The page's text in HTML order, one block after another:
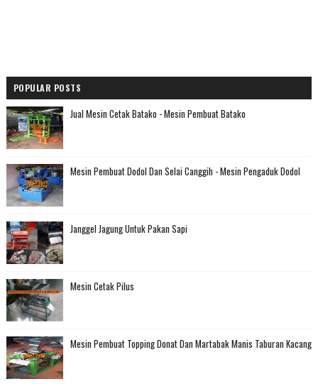
POPULAR POSTS
Jual Mesin Cetak Batako - Mesin Pembuat Batako
Mesin Pembuat Dodol Dan Selai Canggih - Mesin Pengaduk Dodol
Janggel Jagung Untuk Pakan Sapi
Mesin Cetak Pilus
Mesin Pembuat Topping Donat Dan Martabak Manis Taburan Kacang